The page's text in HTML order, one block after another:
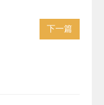
下一篇